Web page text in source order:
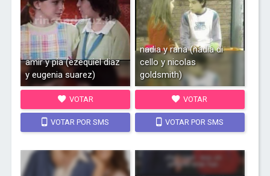
amir y pia (ezequiel diaz
y eugenia suarez)
VOTAR
VOTAR POR SMS
nadia y rana (nadia di
cello y nicolas
goldsmith)
VOTAR
VOTAR POR SMS